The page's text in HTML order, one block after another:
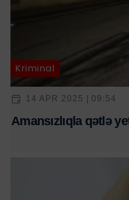
Kriminal
14 APR 2025 | 09:54
Amansızlıqla qətlə